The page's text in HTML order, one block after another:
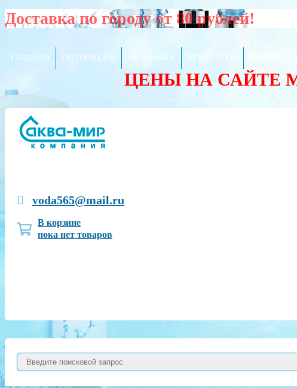
Доставка по городу от 80 рублей!
ГЛАВНАЯ ОПТОВИКАМ РАССРОЧКА РЕКВИЗИТЫ
ЦЕНЫ НА САЙТЕ
voda565@mail.ru
В корзине
пока нет товаров